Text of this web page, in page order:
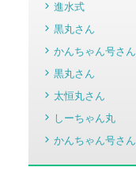
進水式
黒丸さん
かんちゃん号さん
黒丸さん
太恒丸さん
しーちゃん丸
かんちゃん号さん